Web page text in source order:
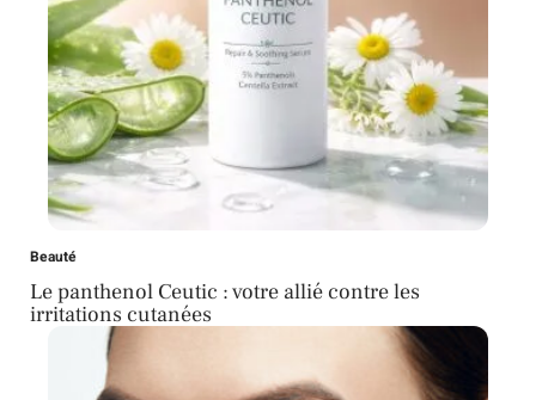
Beauté
Le panthenol Ceutic : votre allié contre les
irritations cutanées